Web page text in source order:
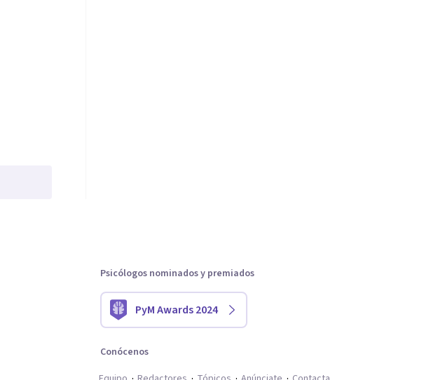
Psicólogos nominados y premiados
PyM Awards 2024
Conócenos